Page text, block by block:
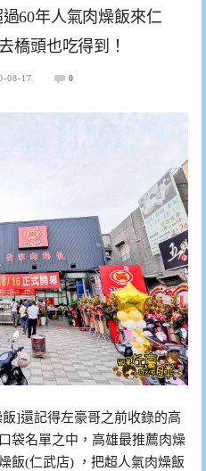
60年人氣肉燥飯來仁
橋頭也吃得到！
08-17 0
]還記得左豪哥之前收錄的高
袋名單之中，高雄最推薦肉燥
飯(仁武店) ，把超人氣肉燥飯